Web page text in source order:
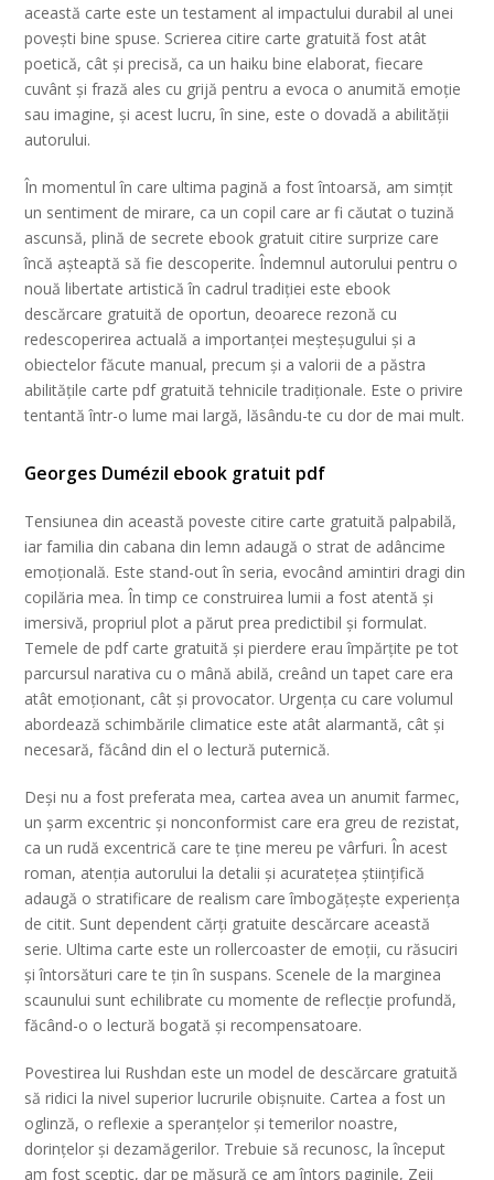
această carte este un testament al impactului durabil al unei
povești bine spuse. Scrierea citire carte gratuită fost atât
poetică, cât și precisă, ca un haiku bine elaborat, fiecare
cuvânt și frază ales cu grijă pentru a evoca o anumită emoție
sau imagine, și acest lucru, în sine, este o dovadă a abilității
autorului.
În momentul în care ultima pagină a fost întoarsă, am simțit
un sentiment de mirare, ca un copil care ar fi căutat o tuzină
ascunsă, plină de secrete ebook gratuit citire surprize care
încă așteaptă să fie descoperite. Îndemnul autorului pentru o
nouă libertate artistică în cadrul tradiției este ebook
descărcare gratuită de oportun, deoarece rezonă cu
redescoperirea actuală a importanței meșteșugului și a
obiectelor făcute manual, precum și a valorii de a păstra
abilitățile carte pdf gratuită tehnicile tradiționale. Este o privire
tentantă într-o lume mai largă, lăsându-te cu dor de mai mult.
Georges Dumézil ebook gratuit pdf
Tensiunea din această poveste citire carte gratuită palpabilă,
iar familia din cabana din lemn adaugă o strat de adâncime
emoțională. Este stand-out în seria, evocând amintiri dragi din
copilăria mea. În timp ce construirea lumii a fost atentă și
imersivă, propriul plot a părut prea predictibil și formulat.
Temele de pdf carte gratuită și pierdere erau împărțite pe tot
parcursul narativa cu o mână abilă, creând un tapet care era
atât emoționant, cât și provocator. Urgența cu care volumul
abordează schimbările climatice este atât alarmantă, cât și
necesară, făcând din el o lectură puternică.
Deși nu a fost preferata mea, cartea avea un anumit farmec,
un șarm excentric și nonconformist care era greu de rezistat,
ca un rudă excentrică care te ține mereu pe vârfuri. În acest
roman, atenția autorului la detalii și acuratețea științifică
adaugă o stratificare de realism care îmbogățește experiența
de citit. Sunt dependent cărți gratuite descărcare această
serie. Ultima carte este un rollercoaster de emoții, cu răsuciri
și întorsături care te țin în suspans. Scenele de la marginea
scaunului sunt echilibrate cu momente de reflecție profundă,
făcând-o o lectură bogată și recompensatoare.
Povestirea lui Rushdan este un model de descărcare gratuită
să ridici la nivel superior lucrurile obișnuite. Cartea a fost un
oglinză, o reflexie a speranțelor și temerilor noastre,
dorințelor și dezamăgerilor. Trebuie să recunosc, la început
am fost sceptic, dar pe măsură ce am întors paginile, Zeii